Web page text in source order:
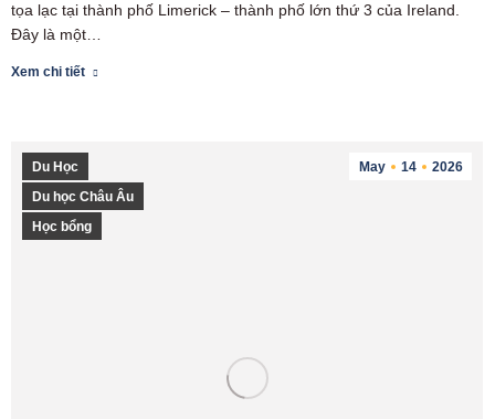
tọa lạc tại thành phố Limerick – thành phố lớn thứ 3 của Ireland.
Đây là một…
Xem chi tiết
May 14 2026
Du Học
Du học Châu Âu
Học bổng